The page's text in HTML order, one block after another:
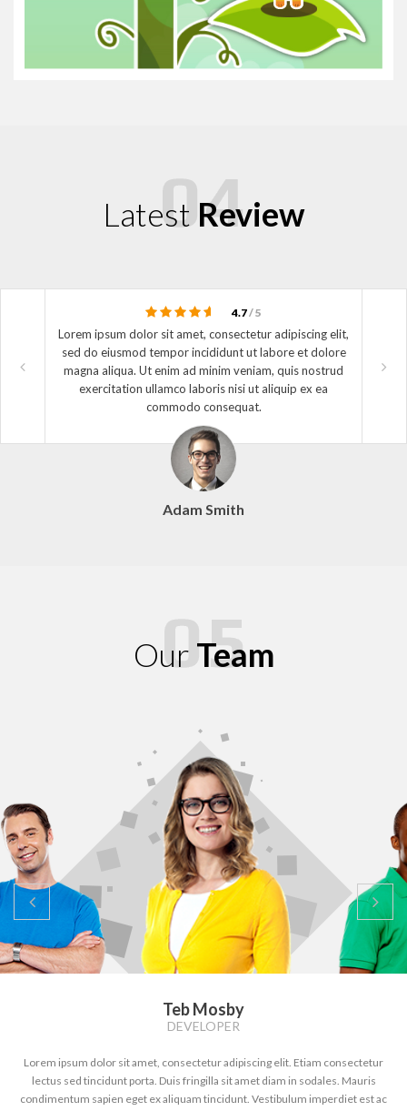
LatestReview
4.7/ 5
Lorem ipsum dolor sit amet, consectetur adipiscing elit,
sed do eiusmod tempor incididunt ut labore et dolore
magna aliqua. Ut enim ad minim veniam, quis nostrud
exercitation ullamco laboris nisi ut aliquip ex ea
commodo consequat.
Adam Smith
OurTeam
Teb Mosby
DEVELOPER
Lorem ipsum dolor sit amet, consectetur adipiscing elit. Etiam consectetur
lectus sed tincidunt porta. Duis fringilla sit amet diam in sodales. Mauris
condimentum sapien eget ex aliquam tincidunt. Vestibulum imperdiet est ac